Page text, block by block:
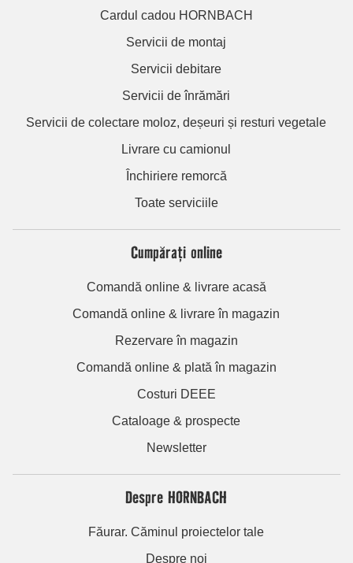
Cardul cadou HORNBACH
Servicii de montaj
Servicii debitare
Servicii de înrămări
Servicii de colectare moloz, deșeuri și resturi vegetale
Livrare cu camionul
Închiriere remorcă
Toate serviciile
Cumpărați online
Comandă online & livrare acasă
Comandă online & livrare în magazin
Rezervare în magazin
Comandă online & plată în magazin
Costuri DEEE
Cataloage & prospecte
Newsletter
Despre HORNBACH
Făurar. Căminul proiectelor tale
Despre noi